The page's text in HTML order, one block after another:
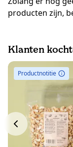
producten zijn,
Klanten
Productnotitie